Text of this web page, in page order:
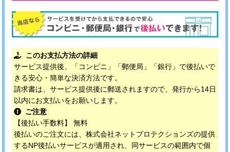
このお支払方法の詳細
サービス提供後、「コンビニ」「郵便局」「銀行」で後払いで
きる安心・簡単な決済方法です。
請求書は、サービス提供後に郵送されますので、発行から14日
以内にお支払いをお願いします。
ご注意
【後払い手数料】 無料
後払いのご注文には、株式会社ネットプロテクションズの提供
するNP後払いサービスが適用され、同サービスの範囲内で個